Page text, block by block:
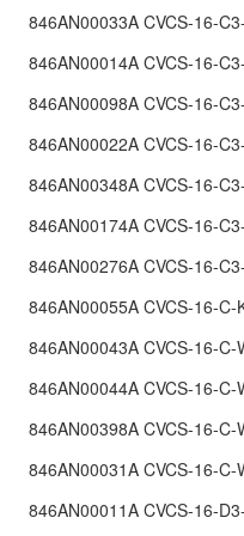
846AN00033A CVCS-16-
846AN00014A CVCS-16-
846AN00098A CVCS-16-
846AN00022A CVCS-16-
846AN00348A CVCS-16-
846AN00174A CVCS-16-
846AN00276A CVCS-16-
846AN00055A CVCS-16-C-
846AN00043A CVCS-16-C-
846AN00044A CVCS-16-C-
846AN00398A CVCS-16-C-
846AN00031A CVCS-16-C-
846AN00011A CVCS-16-